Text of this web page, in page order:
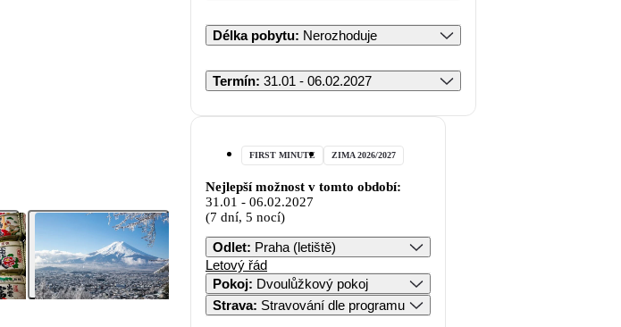
Délka pobytu: Nerozhoduje
Termín: 31.01 - 06.02.2027
FIRST MINUTE ZIMA 2026/2027
Nejlepší možnost v tomto období:
31.01 - 06.02.2027
(7 dní, 5 nocí)
Odlet: Praha (letiště)
Letový řád
Pokoj: Dvoulůžkový pokoj
Strava: Stravování dle programu